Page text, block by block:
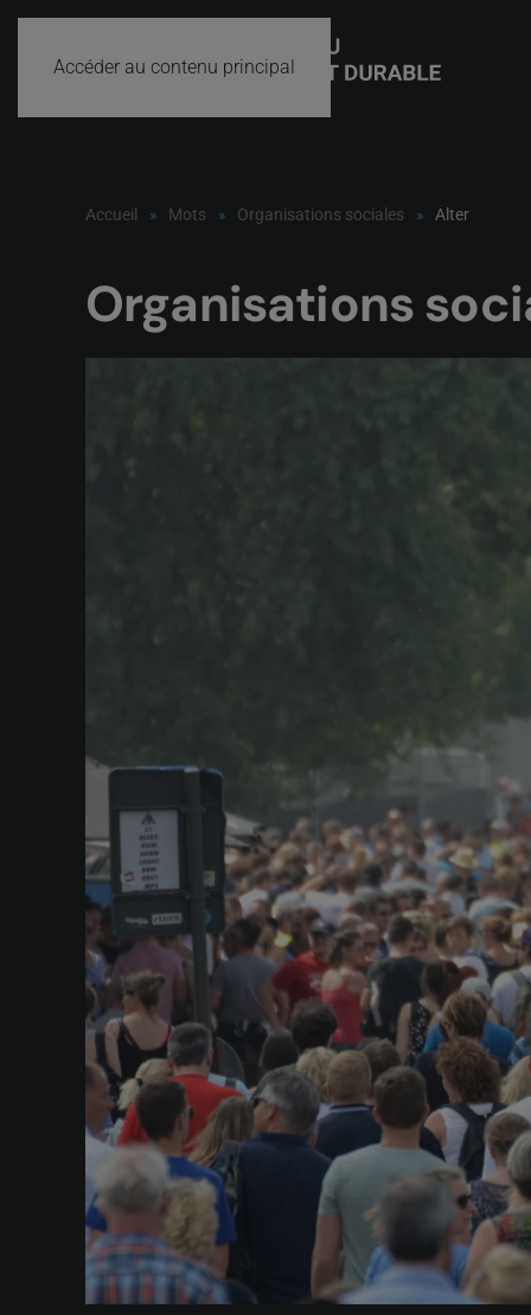
Accéder au contenu principal
Accueil Mots Organisations sociales Alter
Organisations